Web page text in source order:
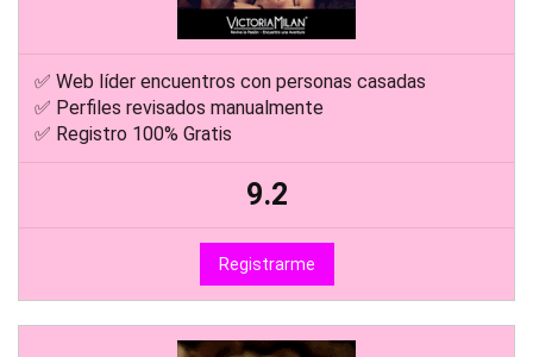
✅ Web líder encuentros con personas casadas
✅ Perfiles revisados manualmente
✅ Registro 100% Gratis
9.2
Registrarme